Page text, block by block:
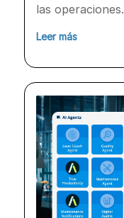
las operaciones.
Leer más